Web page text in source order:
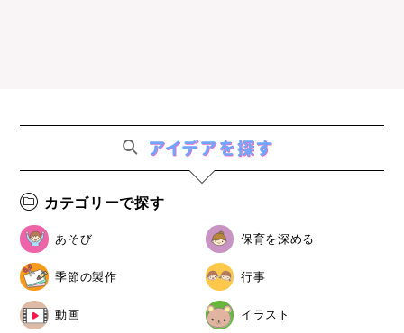
カテゴリーで探す
あそび 保育を深める
季節の製作 行事
動画 イラスト